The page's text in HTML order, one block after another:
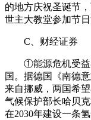
的地方庆祝圣诞节
世主大教堂参加节日
C、财经证券
①能源危机受益者
国。据德国《南德
来自挪威，两国希
气候保护部长哈贝
在2030年建设一条